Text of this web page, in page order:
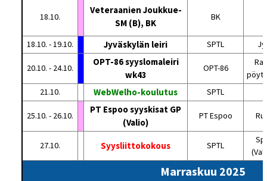
18.10.
Veteraanien Joukkue-
SM (B), BK
BK
18.10. - 19.10. Jyväskylän leiri SPTL
20.10. - 24.10.
OPT-86 syyslomaleiri
wk43
OPT-86
21.10.
WebWelho-koulutus SPTL
25.10. - 26.10.
PT Espoo syyskisat GP
(Valio)
PT Espoo
27.10. Syysliittokokous SPTL
Marraskuu 2025